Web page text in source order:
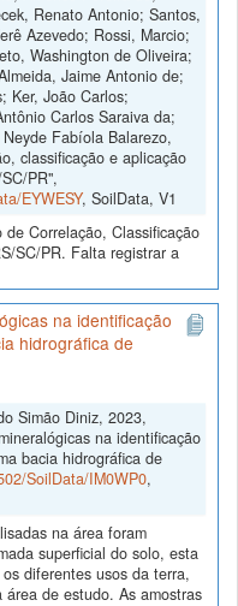
Renato Antonio; Santos,
Azevedo; Rossi, Marcio;
Washington de Oliveira;
Jaime Antonio de;
Ker, João Carlos;
Carlos Saraiva da;
Fabíola Balarezo,
classificação e aplicação
PR",
EYWESY, SoilData, V1
Correlação, Classificação
SC/PR. Falta registrar a
na identificação
hidrográfica de
Simão Diniz, 2023,
na identificação
bacia hidrográfica de
SoilData/IM0WP0,
na área foram
superficial do solo, esta
diferentes usos da terra,
de estudo. As amostras